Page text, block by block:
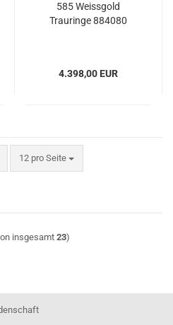
585 Weissgold
Trauringe 884080
4.398,00 EUR
12 pro Seite
pro Seite
insgesamt23)